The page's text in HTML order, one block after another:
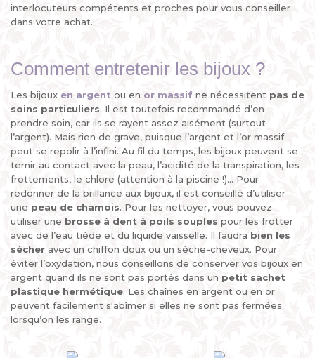
interlocuteurs compétents et proches pour vous conseiller
dans votre achat.
Comment entretenir les bijoux ?
Les bijoux en argent ou en or massif ne nécessitent pas de
soins particuliers. Il est toutefois recommandé d’en
prendre soin, car ils se rayent assez aisément (surtout
l’argent). Mais rien de grave, puisque l’argent et l’or massif
peut se repolir à l’infini. Au fil du temps, les bijoux peuvent se
ternir au contact avec la peau, l’acidité de la transpiration, les
frottements, le chlore (attention à la piscine !)... Pour
redonner de la brillance aux bijoux, il est conseillé d’utiliser
une peau de chamois. Pour les nettoyer, vous pouvez
utiliser une brosse à dent à poils souples pour les frotter
avec de l’eau tiède et du liquide vaisselle. Il faudra bien les
sécher avec un chiffon doux ou un sèche-cheveux. Pour
éviter l’oxydation, nous conseillons de conserver vos bijoux en
argent quand ils ne sont pas portés dans un petit sachet
plastique hermétique. Les chaînes en argent ou en or
peuvent facilement s'abîmer si elles ne sont pas fermées
lorsqu’on les range.